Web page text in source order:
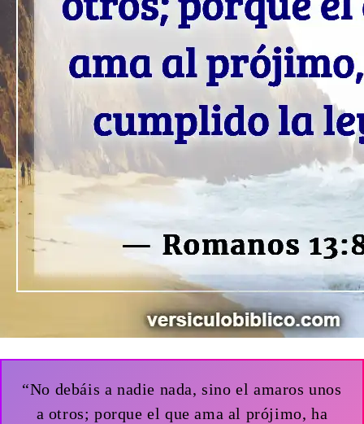
“No debáis a nadie nada, sino el amaros unos
a otros; porque el que ama al prójimo, ha